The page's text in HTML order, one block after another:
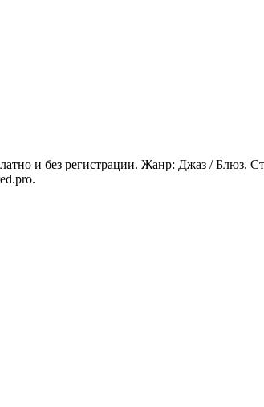
и без регистрации. Жанр: Джаз / Блюз.